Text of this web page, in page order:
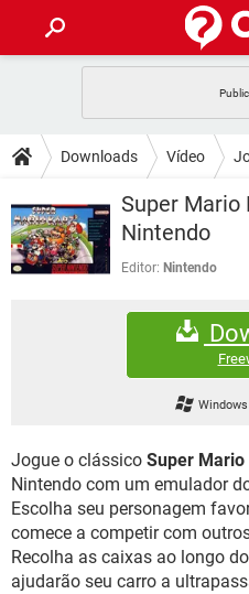
CELULAR
OUTLOOK
INSTAGRAM
GUIA DE COMPRAS
DICAS
JOGOS
CELULAR
OUTLOOK
JOGOS
CELULAR
FÓRUM
INSTAGRAM
GUIA DE COMPRAS
Downloads Vídeo
Super Mario
Nintendo
Editor: Nintendo
Jogue o clássico Super Mario
Nintendo com um emulador
Escolha seu personagem
comece a competir com
Recolha as caixas ao longo
ajudarão seu carro a